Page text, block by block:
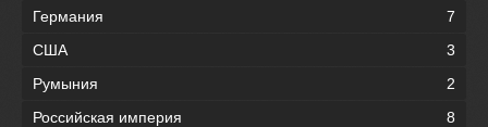
Германия
7
США
3
Румыния
2
Российская империя
8